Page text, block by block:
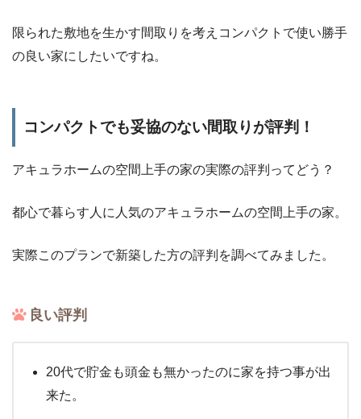
限られた敷地を生かす間取りを考えコンパクトで使い勝手
の良い家にしたいですね。
コンパクトでも妥協のない間取りが評判！
アキュラホームの空間上手の家の実際の評判ってどう？
都心で暮らす人に人気のアキュラホームの空間上手の家。
実際このプランで新築した方の評判を調べてみました。
良い評判
20代で貯金も頭金も無かったのに家を持つ事が出
来た。